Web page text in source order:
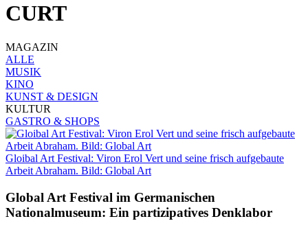
CURT
MAGAZIN
ALLE
MUSIK
KINO
KUNST & DESIGN
KULTUR
GASTRO & SHOPS
Gloibal Art Festival: Viron Erol Vert und seine frisch aufgebaute
Arbeit Abraham. Bild: Global Art
Global Art Festival im Germanischen
Nationalmuseum: Ein partizipatives Denklabor